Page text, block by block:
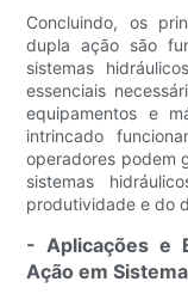
Concluindo, os
dupla ação são
sistemas
essenciais
equipamentos e
intrincado
operadores podem
sistemas
produtividade e do
- Aplicações e
Ação em